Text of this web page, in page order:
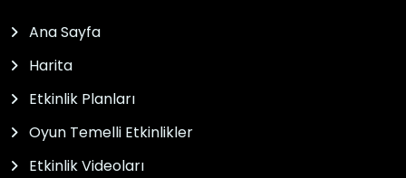
Ana Sayfa
Harita
Etkinlik Planları
Oyun Temelli Etkinlikler
Etkinlik Videoları